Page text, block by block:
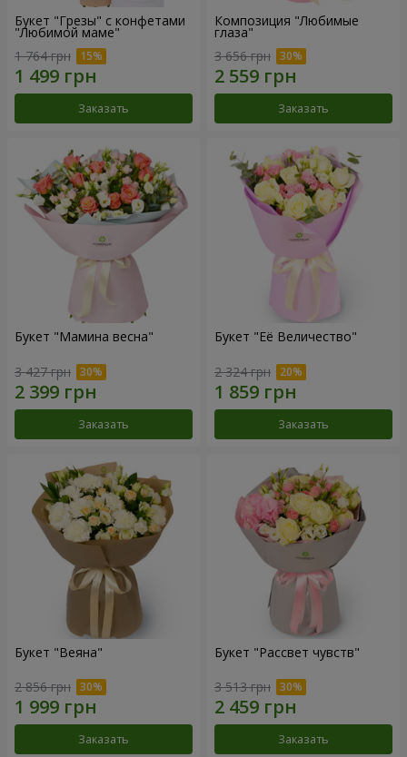
Букет "Грезы" с конфетами
"Любимой маме"
1 764 грн
Заказать
Композиция "Любимые
глаза"
3 656 грн
Заказать
Букет "Мамина весна"
3 427 грн
Заказать
Букет "Её Величество"
2 324 грн
Заказать
Букет "Веяна"
2 856 грн
Заказать
Букет "Рассвет чувств"
3 513 грн
Заказать